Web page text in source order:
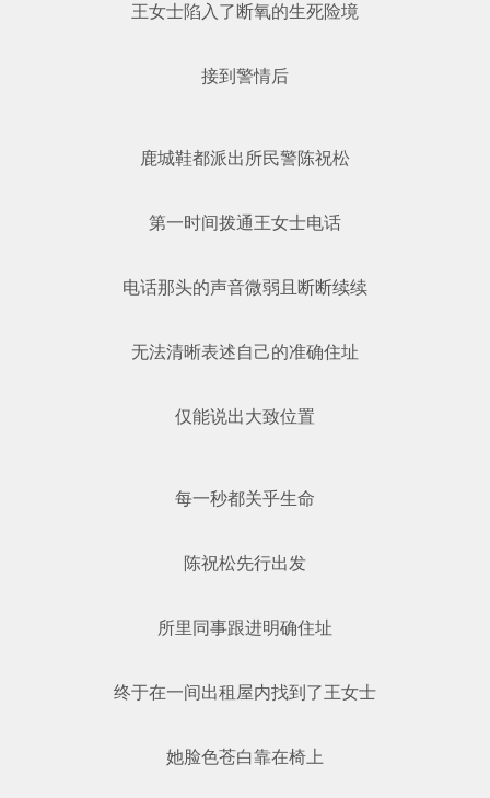
王女士陷入了断氧的生死险境
接到警情后
鹿城鞋都派出所民警陈祝松
第一时间拨通王女士电话
电话那头的声音微弱且断断续续
无法清晰表述自己的准确住址
仅能说出大致位置
每一秒都关乎生命
陈祝松先行出发
所里同事跟进明确住址
终于在一间出租屋内找到了王女士
她脸色苍白靠在椅上